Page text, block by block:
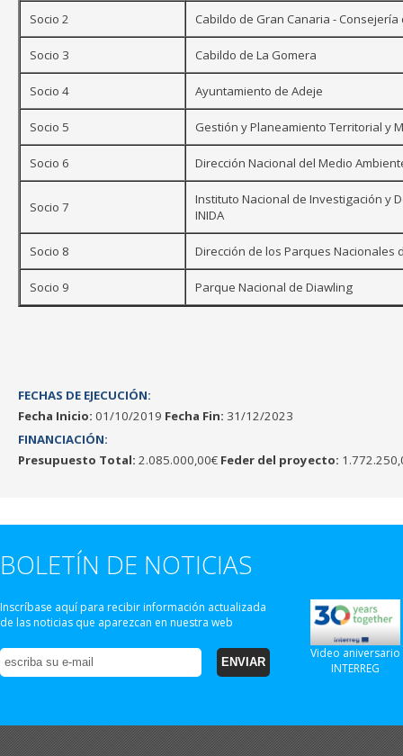
Socio 2 Cabildo de Gran Canaria -
Socio 3 Cabildo de La Gomera
Socio 4 Ayuntamiento de Adeje
Socio 5 Gestión y Planeamiento Territorial y
Socio 6 Dirección Nacional del Medio
Socio 7
Instituto Nacional de Investigación y
INIDA
Socio 8 Dirección de los Parques Nacionales
Socio 9 Parque Nacional de Diawling
FECHAS DE EJECUCIÓN:
Fecha Inicio: 01/10/2019 Fecha Fin: 31/12/2023
FINANCIACIÓN:
Presupuesto Total: 2.085.000,00€ Feder del proyecto:
BOLETÍN DE NOTICIAS
Inscríbase aquí para recibir información actualizada
de las noticias que aparezcan en nuestra web
Video aniversario
INTERREG